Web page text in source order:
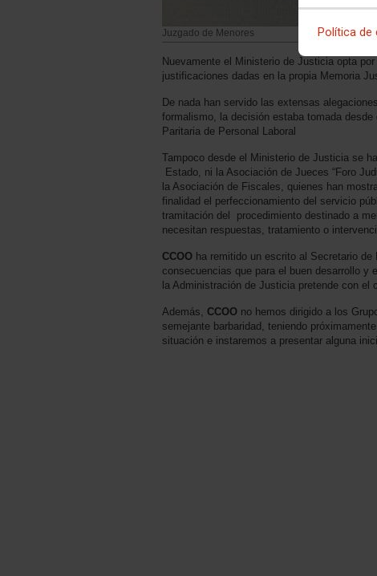
Política de
Juzgado de Menores
Nuevamente el Ministerio de Justicia opta
justificaciones dadas en la propia Memoria
De nada han servido las extensas
formalismo, la decisión estaba tomada
Paritaria de Personal Laboral
Tampoco desde el Ministerio de Justicia se
Estado, ni la Asociación de Jueces “Foro
la Asociación de Fiscales, quienes han
finalidad el perfeccionamiento del servicio
tramitación del procedimiento destinado a
necesitan respuestas, tratamiento o
CCOO ha remitido un escrito al Secretario
consecuencias que para el buen desarrollo
la Administración de Justicia pretende con
Además, CCOO no hemos dirigido a los
semejante barbaridad, teniendo
situación e instaremos a presentar alguna